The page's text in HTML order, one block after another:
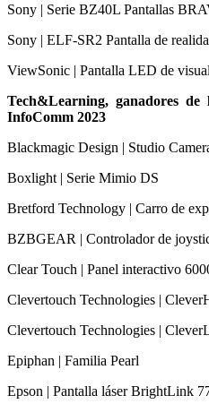
Sony | Serie BZ40L Pantallas
Sony | ELF-SR2 Pantalla de
ViewSonic | Pantalla LED de
Tech&Learning, ganadores
InfoComm 2023
Blackmagic Design | Studio
Boxlight | Serie Mimio DS
Bretford Technology | Carro de
BZBGEAR | Controlador de
Clear Touch | Panel interactivo
Clevertouch Technologies |
Clevertouch Technologies |
Epiphan | Familia Pearl
Epson | Pantalla láser BrightLink